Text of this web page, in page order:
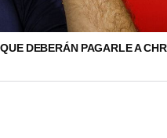
DEBERÁN PAGARLE A